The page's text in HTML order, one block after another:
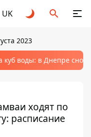
UK
2023
куб воды: в Днепре
ходят по
расписание